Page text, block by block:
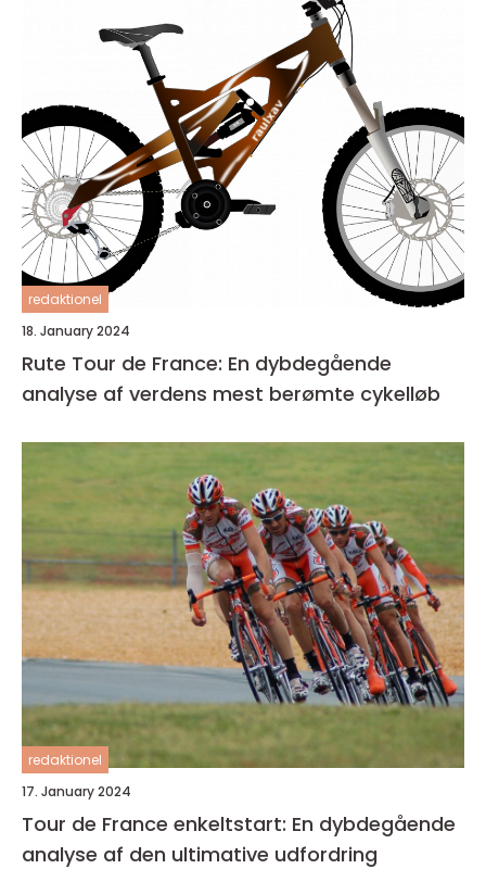
redaktionel
18. January 2024
Rute Tour de France: En dybdegående
analyse af verdens mest berømte cykelløb
redaktionel
17. January 2024
Tour de France enkeltstart: En dybdegående
analyse af den ultimative udfordring